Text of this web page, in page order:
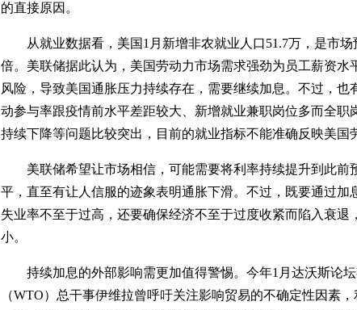
的直接原因。
从就业数据看，美国1月新增非农就业人口51.7万，是市场
倍。美联储据此认为，美国劳动力市场需求强劲为员工薪资水
风险，导致美国通胀压力持续存在，需要继续加息。不过，也
动参与率跟疫情前水平差距较大、新增就业兼职岗位多而全职
持续下降等问题比较突出，目前的就业指标不能准确反映美国
美联储希望让市场相信，可能需要将利率持续提升到此前
平，直至有让人信服的迹象表明通胀下滑。不过，既要通过加
失业率不至于过高，还要确保经济不至于过度收紧而陷入衰退
小。
持续加息的外部影响需更加值得警惕。今年1月达沃斯论坛
（WTO）总干事伊维拉曾呼吁关注影响贸易的不确定性因素